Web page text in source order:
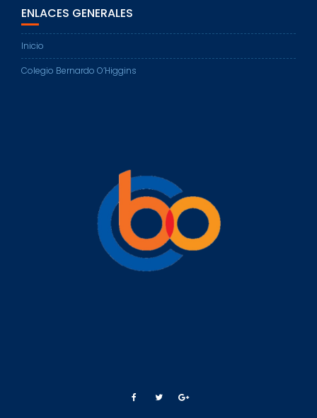
ENLACES GENERALES
Inicio
Colegio Bernardo O’Higgins